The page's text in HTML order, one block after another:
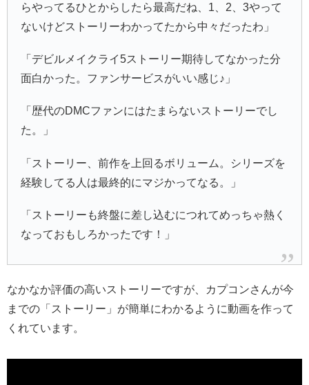
らやってるひとからしたら最高だね、1、2、3やって
ないけどストーリーわかってたから中々だったわ」
「デビルメイクライ5ストーリー期待してなかった分
面白かった。ファンサービスがいい感じ♪」
「歴代のDMCファンにはたまらないストーリーでし
た。」
「ストーリー、前作を上回るボリューム。シリーズを
経験してる人は最終的にマジかってなる。」
「ストーリーも終盤に差し込むにつれてめっちゃ熱く
なっておもしろかったです！」
なかなか評価の高いストーリーですが、カプコンさんが今
までの「ストーリー」が簡単にわかるように動画を作って
くれています。